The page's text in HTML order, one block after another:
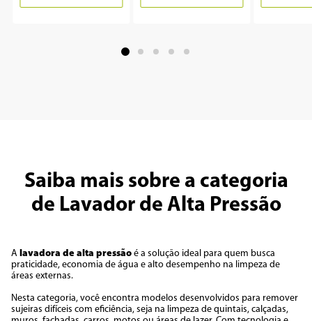
Saiba mais sobre a categoria
de Lavador de Alta Pressão
A lavadora de alta pressão é a solução ideal para quem busca
praticidade, economia de água e alto desempenho na limpeza de
áreas externas.
Nesta categoria, você encontra modelos desenvolvidos para remover
sujeiras difíceis com eficiência, seja na limpeza de quintais, calçadas,